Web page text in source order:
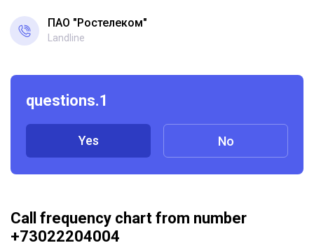
ПАО "Ростелеком"
Landline
questions.1
Yes No
Call frequency chart from number
+73022204004